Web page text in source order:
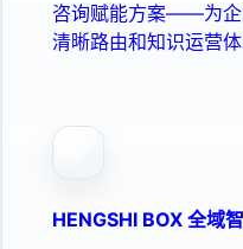
咨询赋能方案——为企
清晰路由和知识运营
HENGSHI BOX 全域